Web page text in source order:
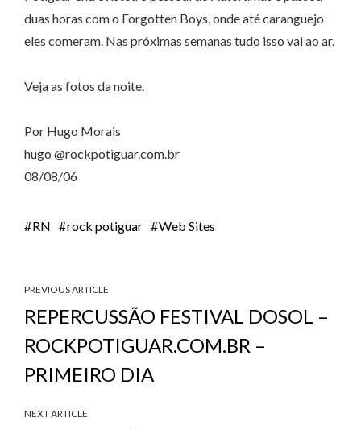
duas horas com o Forgotten Boys, onde até caranguejo
eles comeram. Nas próximas semanas tudo isso vai ao ar.
Veja as fotos da noite.
Por Hugo Morais
hugo @rockpotiguar.com.br
08/08/06
RN rock potiguar Web Sites
PREVIOUS ARTICLE
REPERCUSSÃO FESTIVAL DOSOL –
ROCKPOTIGUAR.COM.BR –
PRIMEIRO DIA
NEXT ARTICLE